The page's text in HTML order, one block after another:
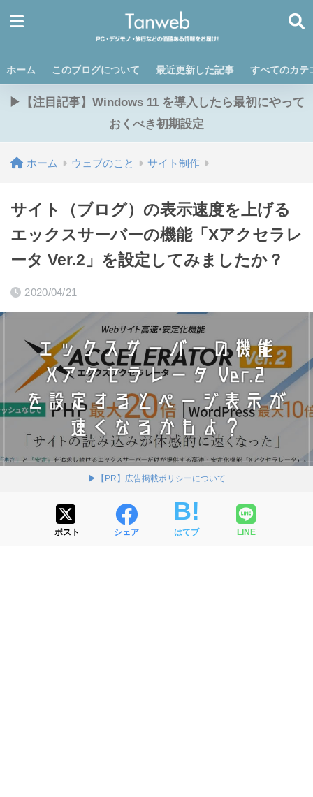
ホーム このブログについて 最近更新した記事 すべてのカテ
▶【注目記事】Windows 11 を導入したら最初にやって
おくべき初期設定
ホーム ウェブのこと サイト制作
サイト（ブログ）の表示速度を上げる
エックスサーバーの機能「Xアクセラレ
ータ Ver.2」を設定してみましたか？
2020/04/21
▶【PR】広告掲載ポリシーについて
ポスト シェア はてブ LINE